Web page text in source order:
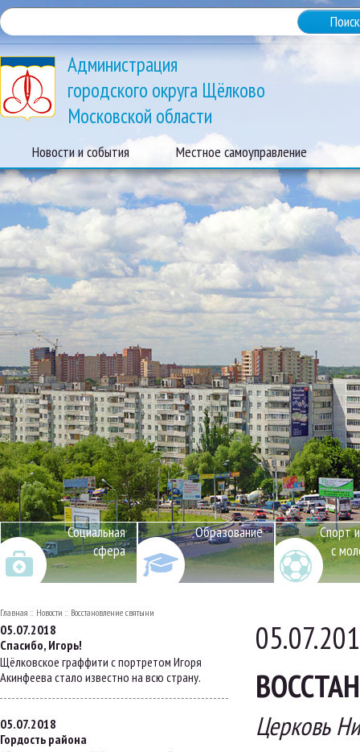
Администрация
городского округа Щёлково
Московской области
Новости и события Местное самоуправление
Социальная
сфера
Образование
Спорт
с
Главная Новости Восстановление святыни
05.07.2018
Спасибо, Игорь!
Щёлковское граффити с портретом Игоря
Акинфеева стало известно на всю страну.
05.07.2018
Гордость района
Церковь